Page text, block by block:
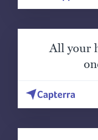
All your